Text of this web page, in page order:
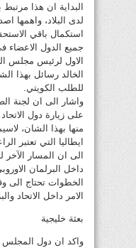
البداية ان هذا
لدى البلاد، واهمها
استكمال باقي
جميع الدول الاعضاء
الاول لرئيس مجلس
الخالد رسائل بهذا
للطلب الكويتي.
واشار الى ان لجنة
على زيارة دول
منها بهذا الشان،
ايطاليا التي تعتبر
الى ان المسار
داخل البرلمان
الخطوات تحتاج الى
الامر داخل الاتحاد
بعثة خليجية
واكد ان دول المجلس